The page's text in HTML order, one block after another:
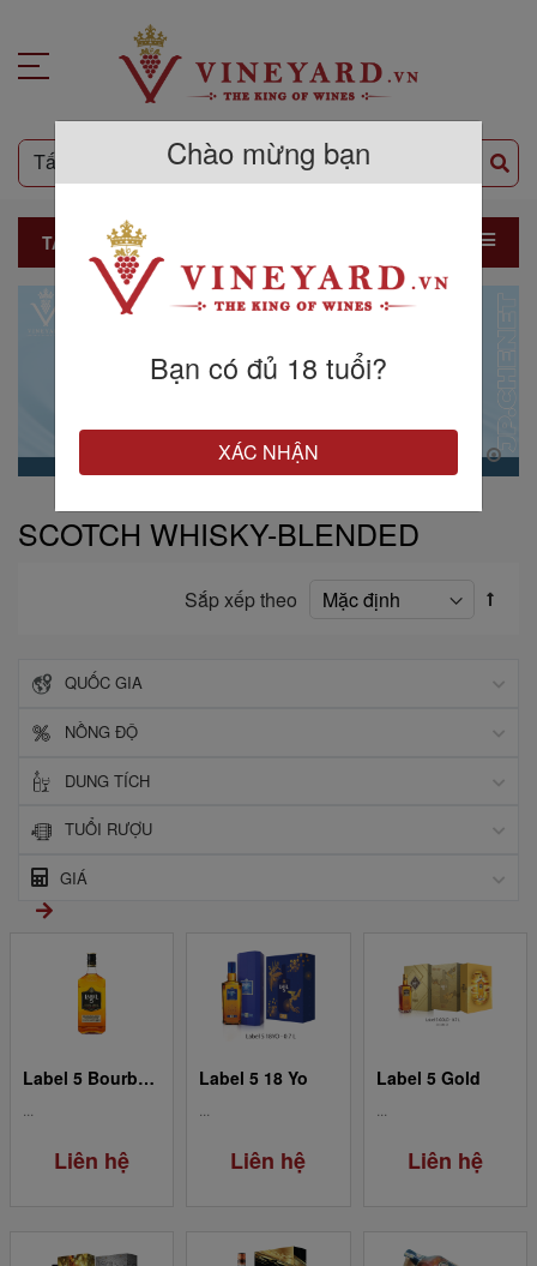
TẤT CẢ SẢN PHẨM
SCOTCH WHISKY-BLENDED
Sắp xếp theo
QUỐC GIA
NỒNG ĐỘ
DUNG TÍCH
TUỔI RƯỢU
GIÁ
Label 5 Bourbon Barrel Classic Black 0.70L
Liên hệ
Label 5 18 Yo
Liên hệ
Label 5 Gold
Liên hệ
Chào mừng bạn
Bạn có đủ 18 tuổi?
XÁC NHẬN